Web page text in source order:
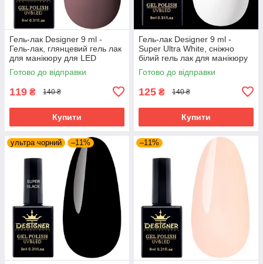
Гель-лак Designer 9 ml -
Гель-лак, глянцевий гель лак
для манікюру для LED
лампи, лак Дизайнер
Готово до відправки
119 ₴ 140 ₴
Купити
Гель-лак Designer 9 ml -
Super Ultra White, сніжно
білий гель лак для манікюру
для LED лампи, лак
Дизайнер
Готово до відправки
125 ₴ 140 ₴
Купити
ультра чорний –11% –11%